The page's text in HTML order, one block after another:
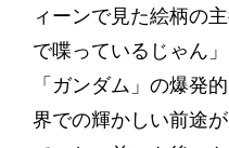
ィーンで見た絵柄の
で喋っているじゃん
「ガンダム」の爆発
界での輝かしい前途